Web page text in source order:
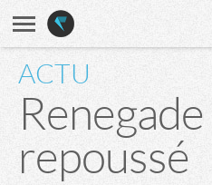
ACTU
repoussé